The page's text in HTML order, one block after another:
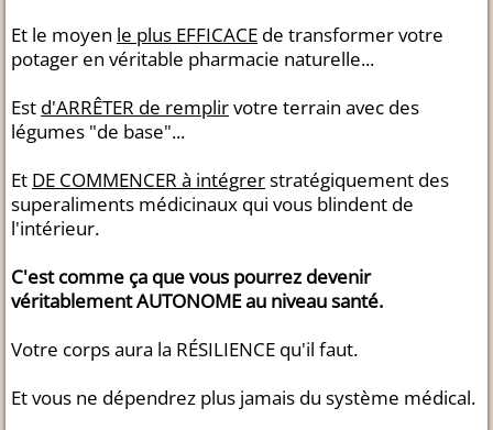
Et le moyen le plus EFFICACE de transformer votre
potager en véritable pharmacie naturelle...
Est d'ARRÊTER de remplirvotre terrain avec des
légumes "de base"...
Et DE COMMENCER à intégrerstratégiquement des
superaliments médicinaux qui vous blindent de
l'intérieur.
C'est comme ça que vous pourrez devenir
véritablement AUTONOME au niveau santé.
Votre corps aura la RÉSILIENCE qu'il faut.
Et vous ne dépendrez plus jamais du système médical.